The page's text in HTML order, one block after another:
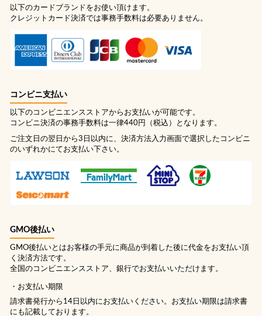
以下のカードブランドをお使い頂けます。
クレジットカード決済では事務手数料は必要ありません。
コンビニ支払い
以下のコンビニエンスストアからお支払いが可能です。
コンビニ決済の事務手数料は一律440円（税込）となります。
ご注文日の翌日から3日以内に、決済方法入力画面で選択したコンビニ
のいずれかにてお支払い下さい。
GMO後払い
GMO後払いとはお客様の手元に商品が到着した後に代金をお支払い頂
く決済方法です。
全国のコンビニエンスストア、銀行でお支払いいただけます。
お支払い期限
請求書発行から14日以内にお支払いください。お支払い期限は請求書
にも記載しております。